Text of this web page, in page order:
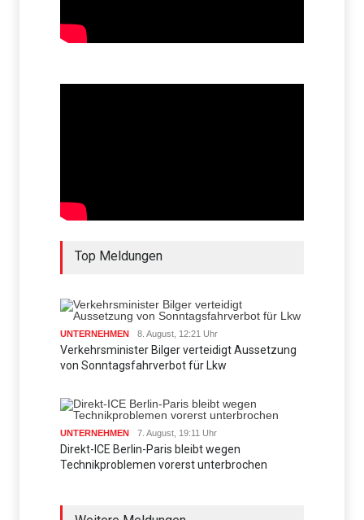
Top Meldungen
UNTERNEHMEN 8. August, 12:21 Uhr
Verkehrsminister Bilger verteidigt Aussetzung
von Sonntagsfahrverbot für Lkw
UNTERNEHMEN 7. August, 19:11 Uhr
Direkt-ICE Berlin-Paris bleibt wegen
Technikproblemen vorerst unterbrochen